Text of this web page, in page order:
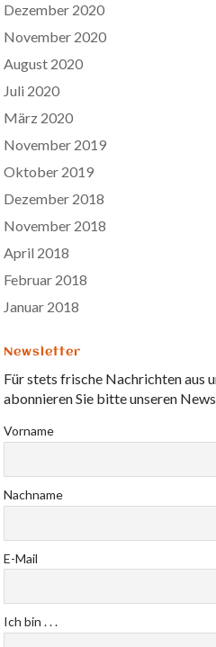
Dezember 2020
November 2020
August 2020
Juli 2020
März 2020
November 2019
Oktober 2019
Dezember 2018
November 2018
April 2018
Februar 2018
Januar 2018
Newsletter
Für stets frische Nachrichten aus
abonnieren Sie bitte unseren
Vorname
Nachname
E-Mail
Ich bin . . .